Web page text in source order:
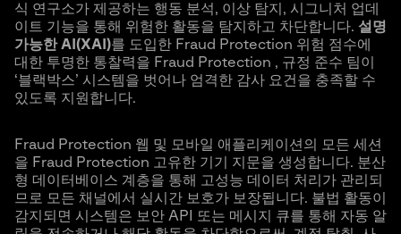
식 연구소가 제공하는 행동 분석, 이상 탐지, 시그니처 업데
이트 기능을 통해 위험한 활동을 탐지하고 차단합니다. 설명
가능한 AI(XAI )를 도입한 Fraud Protection 위험 점수에
대한 투명한 통찰력을 Fraud Protection , 규정 준수 팀이
‘블랙박스’ 시스템을 벗어나 엄격한 감사 요건을 충족할 수
있도록 지원합니다.
Fraud Protection 웹 및 모바일 애플리케이션의 모든 세션
을 Fraud Protection 고유한 기기 지문을 생성합니다. 분산
형 데이터베이스 계층을 통해 고성능 데이터 처리가 관리되
므로 모든 채널에서 실시간 보호가 보장됩니다. 불법 활동이
감지되면 시스템은 보안 API 또는 메시지 큐를 통해 자동 알